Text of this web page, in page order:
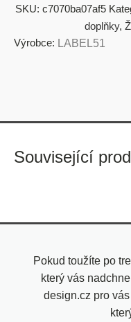
SKU: c7070ba07af5
doplňky,
Výrobce: LABEL51
Související
Pokud toužíte po
který vás
design.cz pro